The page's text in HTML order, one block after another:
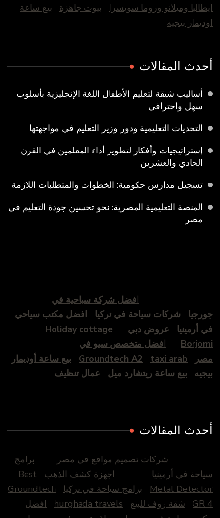
ايطاليا وميلانو وروما سويسرا
بيوت جاهزة
بيع ساعة
اوديمار بيجيه
أحدث المقالات
أساليب شيقة لتعليم الأطفال اللغة الإنجليزية بأسلوب
سهل واحترافي
التحديات التعليمية ودور وزير التعليم في مواجهتها
إستراتيجيات وأفكار لتطوير أداء المعلمين في القرن
الحادي والعشرين
تسجيل مدارس حكومية: الخطوات والمتطلبات اللازمة
المنصة التعليمية المصرية: نحو تحسين جودة التعليم في
مصر
افضل شركة سياحية في
جورجيا
شركات سياحة في تركيا
افضل مكتب سياحي
في أرمينيا
عروض دبي
Holiday cottage
Borjomi
افضل متخصص سيو في
مصر
Groundtech A2 taxi arab
بيع ساعة أوديمار
بيجيه
بيع ساعة ريتشارد ميل عمال تنظيف
أحدث المقالات
شركات تصميم مواقع في مصر
برامج
سياحة في أرمينيا
اجهزة كشف الذهب
Best
Metal Detector
برامج سياحة في تركيا
Groundtech
GR 4
شقة روف للبيع hurghada travels
افضل